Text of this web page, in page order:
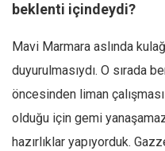
beklenti içindeydi?
Mavi Marmara aslında
duyurulmasıydı. O sırada
öncesinden liman
olduğu için gemi
hazırlıklar yapıyorduk.